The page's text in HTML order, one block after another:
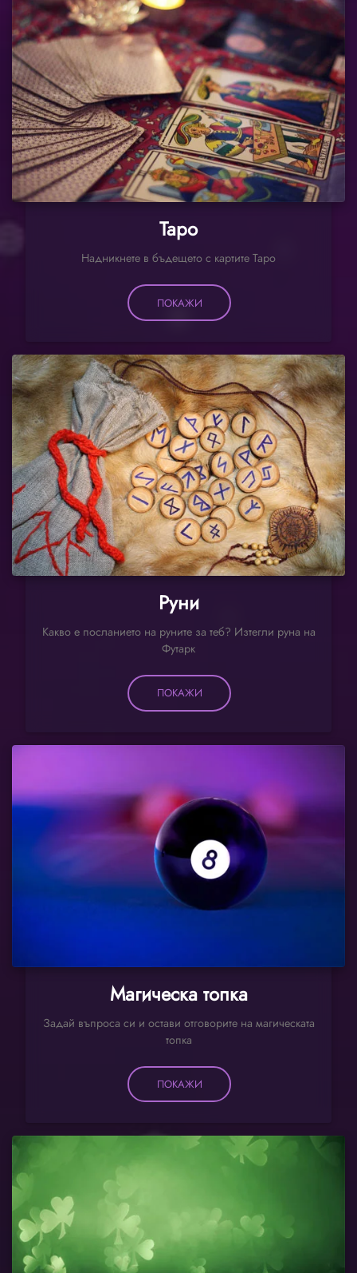
Таро
Надникнете в бъдещето с картите Таро
ПОКАЖИ
Руни
Какво е посланието на руните за теб? Изтегли руна на
Футарк
ПОКАЖИ
Магическа топка
Задай въпроса си и остави отговорите на магическата
топка
ПОКАЖИ